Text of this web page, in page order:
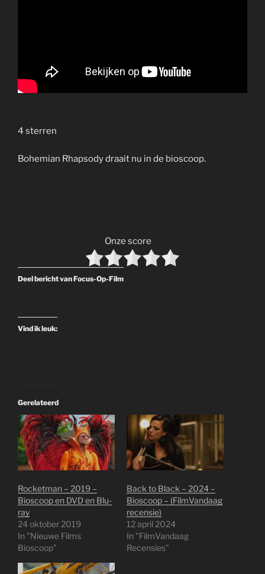
4 sterren
Bohemian Rhapsody draait nu in de bioscoop.
Onze score
Deel bericht van Focus-Op-Film
Vind ik leuk:
Gerelateerd
Rocketman – 2019 –
Bioscoop en DVD en Blu-
ray
24 oktober 2019
In "Nieuwe Films
Bioscoop"
Back to Black – 2024 –
Bioscoop – (FilmVandaag
recensie)
12 april 2024
In "FilmVandaag
Recensies"